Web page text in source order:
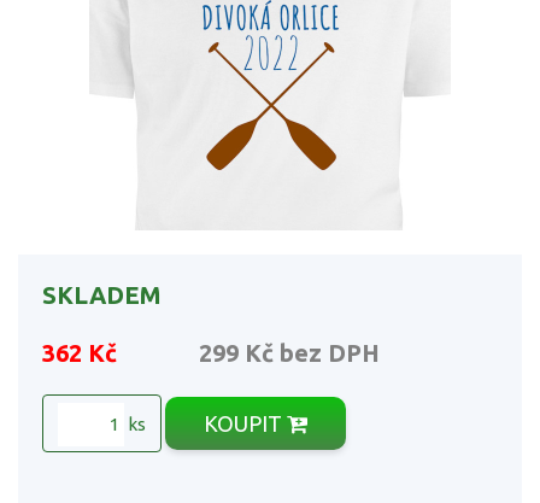
SKLADEM
362 Kč 299 Kč bez DPH
ks KOUPIT